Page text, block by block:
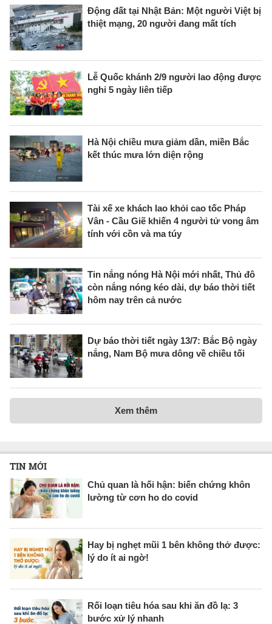
Động đất tại Nhật Bản: Một người Việt bị
thiệt mạng, 20 người đang mất tích
Lễ Quốc khánh 2/9 người lao động được
nghỉ 5 ngày liên tiếp
Hà Nội chiều mưa giảm dần, miền Bắc
kết thúc mưa lớn diện rộng
Tài xế xe khách lao khỏi cao tốc Pháp
Vân - Cầu Giẽ khiến 4 người tử vong âm
tính với cồn và ma túy
Tin nắng nóng Hà Nội mới nhất, Thủ đô
còn nắng nóng kéo dài, dự báo thời tiết
hôm nay trên cả nước
Dự báo thời tiết ngày 13/7: Bắc Bộ ngày
nắng, Nam Bộ mưa dông về chiều tối
Xem thêm
TIN MỚI
Chủ quan là hối hận: biến chứng khôn
lường từ cơn ho do covid
Hay bị nghẹt mũi 1 bên không thở được:
lý do ít ai ngờ!
Rối loạn tiêu hóa sau khi ăn đồ lạ: 3
bước xử lý nhanh